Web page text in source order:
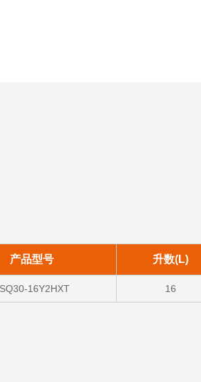
产品型号 升数(L)
16Y2HXT 16